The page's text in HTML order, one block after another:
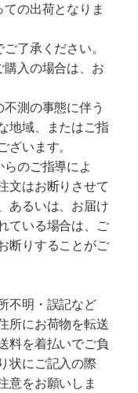
の出荷となりま
了承ください。
入の場合は、お
測の事態に伴う
地域、またはご指
います。
のご指導によ
文はお断りさせて
あるいは、お届け
ている場合は、ご
断りすることがご
不明・誤記など
所にお荷物を転送
料を着払いでご負
状にご記入の際
意をお願いしま